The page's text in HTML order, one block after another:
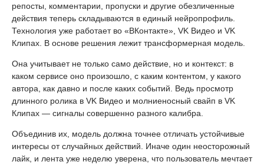
репосты, комментарии, пропуски и другие обезличенные
действия теперь складываются в единый нейропрофиль.
Технология уже работает во «ВКонтакте», VK Видео и VK
Клипах. В основе решения лежит трансформерная модель.
Она учитывает не только само действие, но и контекст: в
каком сервисе оно произошло, с каким контентом, у какого
автора, как давно и после каких событий. Ведь просмотр
длинного ролика в VK Видео и молниеносный свайп в VK
Клипах — сигналы совершенно разного калибра.
Объединив их, модель должна точнее отличать устойчивые
интересы от случайных действий. Иначе один неосторожный
лайк, и лента уже неделю уверена, что пользователь мечтает